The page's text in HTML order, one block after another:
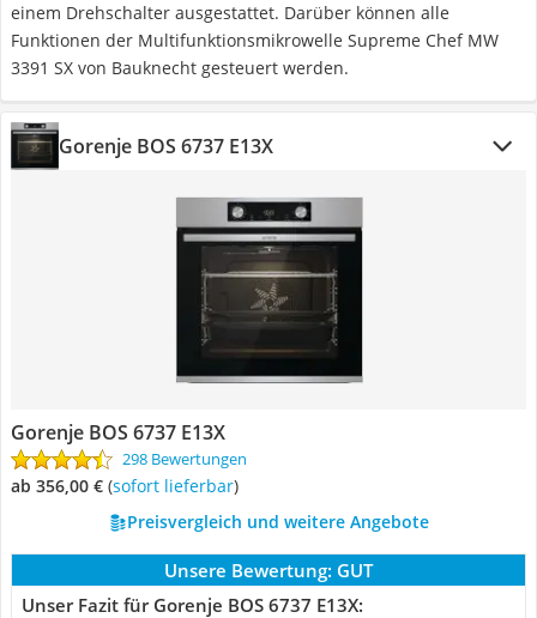
einem Drehschalter ausgestattet. Darüber können alle
Funktionen der Multifunktionsmikrowelle Supreme Chef MW
3391 SX von Bauknecht gesteuert werden.
Gorenje BOS 6737 E13X
Gorenje BOS 6737 E13X
298 Bewertungen
ab 356,00 € ( Sofort lieferbar)
Preisvergleich und weitere Angebote
Unsere Bewertung: GUT
Unser Fazit für Gorenje BOS 6737 E13X: